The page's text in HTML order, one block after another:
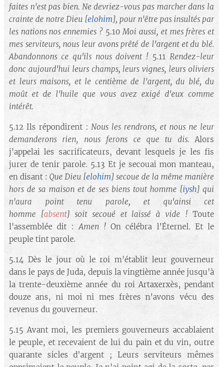
faites n'est pas bien. Ne devriez-vous pas marcher dans la
crainte de notre Dieu [elohim], pour n'être pas insultés par
les nations nos ennemies ? 5.10Moi aussi, et mes frères et
mes serviteurs, nous leur avons prêté de l'argent et du blé.
Abandonnons ce qu'ils nous doivent !5.11Rendez-leur
donc aujourd'hui leurs champs, leurs vignes, leurs oliviers
et leurs maisons, et le centième de l'argent, du blé, du
moût et de l'huile que vous avez exigé d'eux comme
intérêt.
5.12 Ils répondirent :Nous les rendrons, et nous ne leur
demanderons rien, nous ferons ce que tu dis. Alors
j'appelai les sacrificateurs, devant lesquels je les fis
jurer de tenir parole. 5.13 Et je secouai mon manteau,
en disant : Que Dieu [elohim] secoue de la même manière
hors de sa maison et de ses biens tout homme[iysh] qui
n'aura point tenu parole, et qu'ainsi cet
homme [absent] soit secoué et laissé à vide ! Toute
l'assemblée dit :Amen !On célébra l'Éternel. Et le
peuple tint parole.
5.14 Dès le jour où le roi m'établit leur gouverneur
dans le pays de Juda, depuis la vingtième année jusqu'à
la trente-deuxième année du roi Artaxerxès, pendant
douze ans, ni moi ni mes frères n'avons vécu des
revenus du gouverneur.
5.15 Avant moi, les premiers gouverneurs accablaient
le peuple, et recevaient de lui du pain et du vin, outre
quarante sicles d'argent ; Leurs serviteurs mêmes